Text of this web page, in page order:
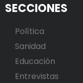
SECCIONES
Política
Sanidad
Educación
Entrevistas